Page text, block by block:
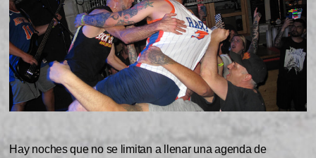
Hay noches que no se limitan a llenar una agenda de